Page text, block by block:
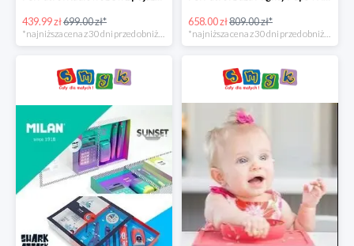
439.99 zł699.00 zł* 658.00 zł809.00 zł*